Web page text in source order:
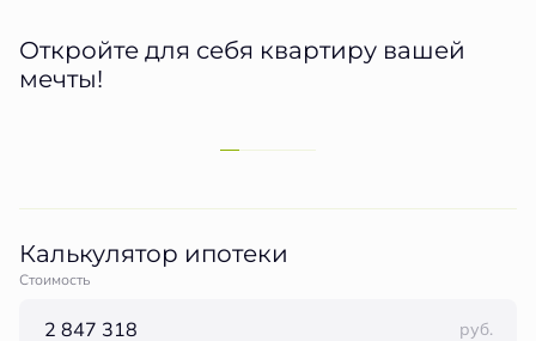
Откройте для себя квартиру вашей
мечты!
Калькулятор ипотеки
Стоимость
руб.